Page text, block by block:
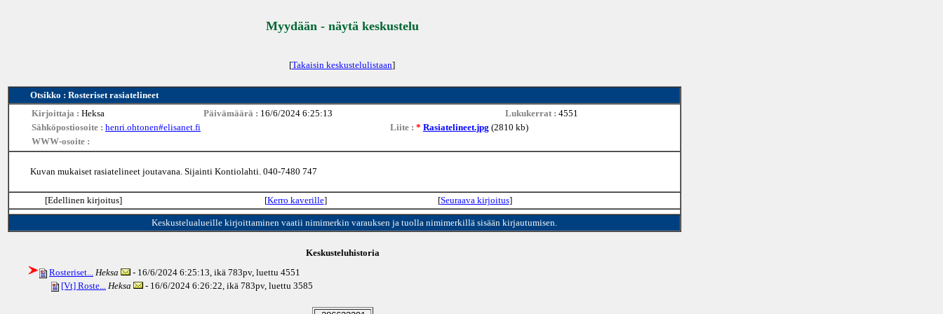
Myydään - näytä keskustelu
[Takaisin keskustelulistaan]
Otsikko : Rosteriset rasiatelineet
Kirjoittaja : Heksa Päivämäärä : 16/6/2024 6:25:13 Lukukerrat : 4551
Sähköpostiosoite : henri.ohtonen#elisanet.fi Liite : * Rasiatelineet.jpg (2810 kb)
WWW-osoite :
Kuvan mukaiset rasiatelineet joutavana. Sijainti Kontiolahti. 040-7480 747
[Edellinen kirjoitus] [Kerro kaverille] [Seuraava kirjoitus]
Keskustelualueille kirjoittaminen vaatii nimimerkin varauksen ja tuolla nimimerkillä sisään kirjautumisen.
Keskusteluhistoria
Rosteriset... Heksa - 16/6/2024 6:25:13, ikä 783pv, luettu 4551
[Vt] Roste... Heksa - 16/6/2024 6:26:22, ikä 783pv, luettu 3585